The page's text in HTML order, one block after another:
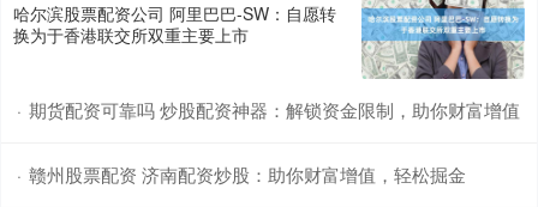
哈尔滨股票配资公司 阿里巴巴-SW：自愿转
换为于香港联交所双重主要上市
· 期货配资可靠吗 炒股配资神器：解锁资金限制，助你财富增值
· 赣州股票配资 济南配资炒股：助你财富增值，轻松掘金